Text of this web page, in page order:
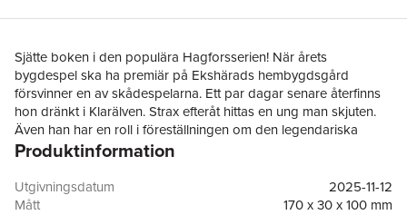
Sjätte boken i den populära Hagforsserien! När årets
bygdespel ska ha premiär på Ekshärads hembygdsgård
försvinner en av skådespelarna. Ett par dagar senare återfinns
hon dränkt i Klarälven. Strax efteråt hittas en ung man skjuten.
Även han har en roll i föreställningen om den legendariska
urmakaren Johan Tinglöf.
Berglund och Petra Wilander vid Hagforspolisen som
journalisten Magdalena Hansson. Morden verkar på många sätt
Produktinformation
Utgivningsdatum
2025-11-12
Mått
170 x 30 x 100 mm